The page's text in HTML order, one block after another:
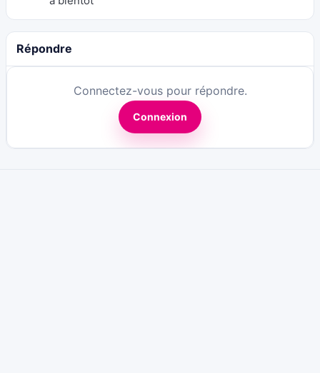
Répondre
Connectez-vous pour répondre.
Connexion